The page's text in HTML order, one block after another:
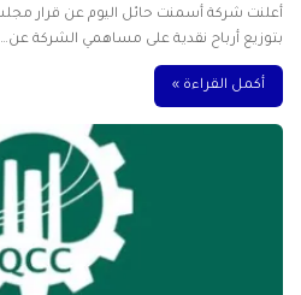
بتوزيع أرباح نقدية على مساهمي الشركة عن…
أكمل القراءة »